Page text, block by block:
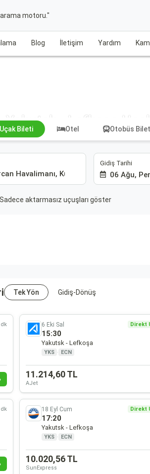
motoru."
Blog İletişim Yardım
Yakutsk - Lefkoşa
Bileti Otel Otobüs
Gidiş Tarihi
06 Ağu, Per
Sadece aktarmasız uçuşları göster
Tek Yön Gidiş-Dönüş
dk 6 Eki Sal Direkt
15:30
Yakutsk - Lefkoşa
YKS · ECN
11.214,60 TL
AJet
dk 18 Eyl Cum Direkt
17:20
Yakutsk - Lefkoşa
YKS · ECN
10.020,56 TL
SunExpress